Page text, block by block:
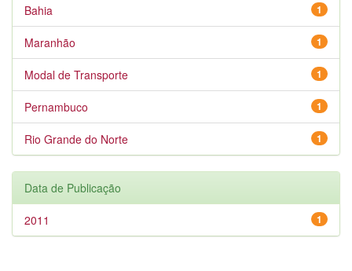
1
Bahia
1
Maranhão
1
Modal de Transporte
1
Pernambuco
1
Rio Grande do Norte
Data de Publicação
1
2011